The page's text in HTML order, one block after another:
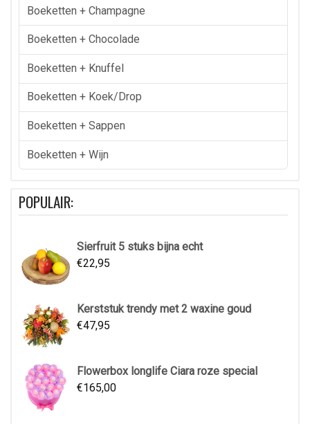
Boeketten + Champagne
Boeketten + Chocolade
Boeketten + Knuffel
Boeketten + Koek/drop
Boeketten + Sappen
Boeketten + Wijn
POPULAIR:
Sierfruit 5 stuks bijna echt
€22,95
Kerststuk trendy met 2 waxine goud
€47,95
Flowerbox longlife Ciara roze special
€165,00